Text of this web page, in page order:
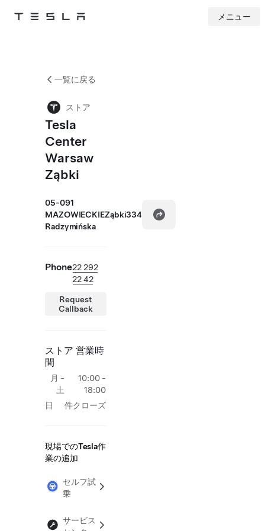
Tesla メニュー
一覧に戻る
ストア
Tesla
Center
Warsaw
Ząbki
05-091
MAZOWIECKIEZąbki334
Radzymińska
Phone22 292
22 42
Request
Callback
ストア 営業時
間
月 -
土
10:00 -
18:00
日
件クローズ
現場でのTesla作
業の追加
セルフ試
乗
サービス